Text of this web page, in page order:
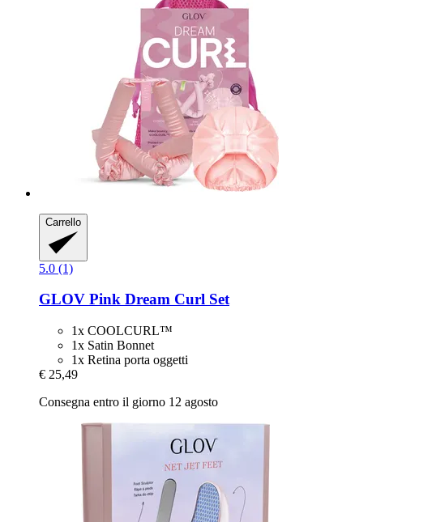
Carrello
5.0 (1)
GLOV Pink Dream Curl Set
1x COOLCURL™
1x Satin Bonnet
1x Retina porta oggetti
€ 25,49
Consegna entro il giorno 12 agosto